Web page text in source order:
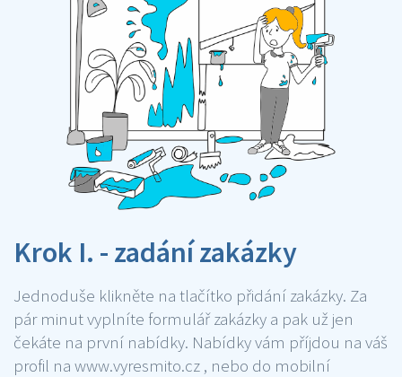
Krok I. - zadání zakázky
Jednoduše klikněte na tlačítko přidání zakázky. Za
pár minut vyplníte formulář zakázky a pak už jen
čekáte na první nabídky. Nabídky vám příjdou na váš
profil na www.vyresmito.cz , nebo do mobilní